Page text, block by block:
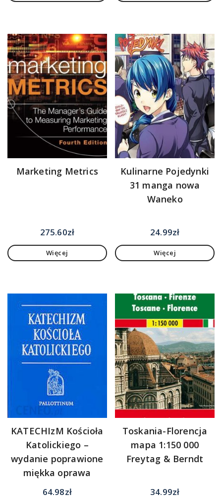
Marketing Metrics
275.60zł
Więcej
Kulinarne Pojedynki
31 manga nowa
Waneko
24.99zł
Więcej
KATECHIzM Kościoła
Katolickiego –
wydanie poprawione
miękka oprawa
64.98zł
Toskania-Florencja
mapa 1:150 000
Freytag & Berndt
34.99zł